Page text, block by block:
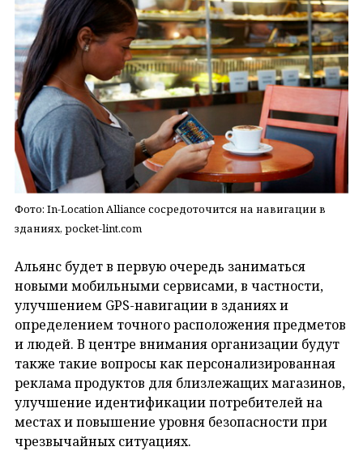
Фото: In-Location Alliance сосредоточится на навигации в
зданиях, pocket-lint.com
Альянс будет в первую очередь заниматься
новыми мобильными сервисами, в частности,
улучшением GPS-навигации в зданиях и
определением точного расположения предметов
и людей. В центре внимания организации будут
также такие вопросы как персонализированная
реклама продуктов для близлежащих магазинов,
улучшение идентификации потребителей на
местах и повышение уровня безопасности при
чрезвычайных ситуациях.